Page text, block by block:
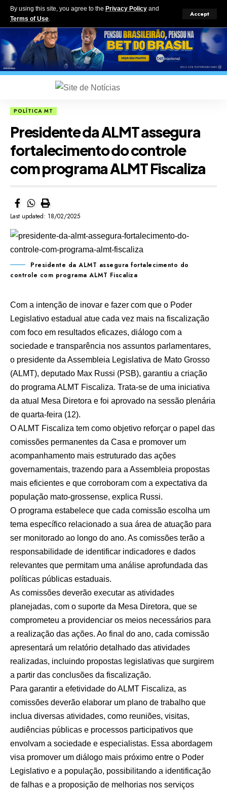
By using this site, you agree to the Privacy Policy and
Terms of Use.
Accept
POLÍTICA MT
Presidente da ALMT assegura
fortalecimento do controle
com programa ALMT Fiscaliza
Last updated: 18/02/2025
Presidente da ALMT assegura fortalecimento do
controle com programa ALMT Fiscaliza
Com a intenção de inovar e fazer com que o Poder
Legislativo estadual atue cada vez mais na fiscalização
com foco em resultados eficazes, diálogo com a
sociedade e transparência nos assuntos parlamentares,
o presidente da Assembleia Legislativa de Mato Grosso
(ALMT), deputado Max Russi (PSB), garantiu a criação
do programa ALMT Fiscaliza. Trata-se de uma iniciativa
da atual Mesa Diretora e foi aprovado na sessão plenária
de quarta-feira (12).
O ALMT Fiscaliza tem como objetivo reforçar o papel das
comissões permanentes da Casa e promover um
acompanhamento mais estruturado das ações
governamentais, trazendo para a Assembleia propostas
mais eficientes e que corroboram com a expectativa da
população mato-grossense, explica Russi.
O programa estabelece que cada comissão escolha um
tema específico relacionado a sua área de atuação para
ser monitorado ao longo do ano. As comissões terão a
responsabilidade de identificar indicadores e dados
relevantes que permitam uma análise aprofundada das
políticas públicas estaduais.
As comissões deverão executar as atividades
planejadas, com o suporte da Mesa Diretora, que se
comprometeu a providenciar os meios necessários para
a realização das ações. Ao final do ano, cada comissão
apresentará um relatório detalhado das atividades
realizadas, incluindo propostas legislativas que surgirem
a partir das conclusões da fiscalização.
Para garantir a efetividade do ALMT Fiscaliza, as
comissões deverão elaborar um plano de trabalho que
inclua diversas atividades, como reuniões, visitas,
audiências públicas e processos participativos que
envolvam a sociedade e especialistas. Essa abordagem
visa promover um diálogo mais próximo entre o Poder
Legislativo e a população, possibilitando a identificação
de falhas e a proposição de melhorias nos serviços